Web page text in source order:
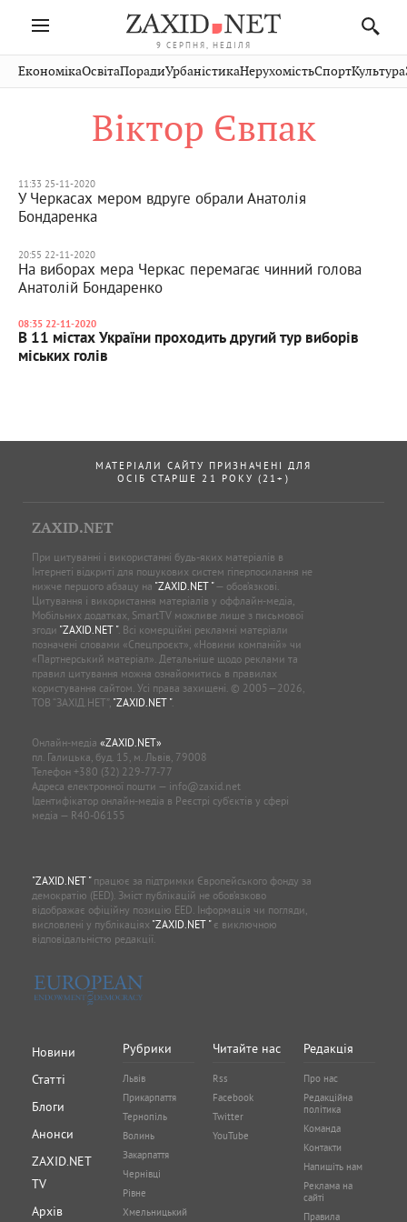
9 СЕРПНЯ, НЕДІЛЯ
Івано-
Франківськ
Тернопіль
Волинь
Рівне
Чернівці
Стрий
Хмельницький
Публікації
Авто СловкоКультура
Кіно Дім СпортКраєзнавство
ЕкономікаОсвітаПорадиУрбаністикаНерухомістьСпортКультура
Віктор Євпак
11:33 25-11-2020
У Черкасах мером вдруге обрали Анатолія
Бондаренка
20:55 22-11-2020
На виборах мера Черкас перемагає чинний голова
Анатолій Бондаренко
08:35 22-11-2020
В 11 містах України проходить другий тур виборів
міських голів
МАТЕРІАЛИ САЙТУ ПРИЗНАЧЕНІ ДЛЯ
ОСІБ СТАРШЕ 21 РОКУ (21+)
ZAXID.NET
При цитуванні і використанні будь-яких матеріалів в
Інтернеті відкриті для пошукових систем гіперпосилання не
нижче першого абзацу на "ZAXID.NET "— обов’язкові.
Цитування і використання матеріалів у оффлайн-медіа,
Мобільних додатках, SmartTV можливе лише з письмової
згоди "ZAXID.NET ". Всі комерційні рекламні матеріали
позначені словами «Спецпроєкт», «Новини компаній» чи
«Партнерський матеріал». Детальніше щодо реклами та
правил цитування можна ознайомитись в правилах
користування сайтом. Усі права захищені. © 2005—2026,
ТОВ “ЗАХІД.НЕТ”, "ZAXID.NET ".
Онлайн-медіа «ZAXID.NET»
пл. Галицька, буд. 15, м. Львів, 79008
Телефон +380 (32) 229-77-77
Адреса електронної пошти — info@zaxid.net
Ідентифікатор онлайн-медіа в Реєстрі суб'єктів у сфері
медіа — R40-06155
"ZAXID.NET "працює за підтримки Європейського фонду за
демократію (EED). Зміст публікацій не обов’язково
відображає офіційну позицію EED. Інформація чи погляди,
висловлені у публікаціях "ZAXID.NET "є виключною
відповідальністю редакції.
Новини
Статті
Блоги
Анонси
ZAXID.NET
TV
Архів
Рубрики
Львів
Прикарпаття
Тернопіль
Волинь
Закарпаття
Чернівці
Рівне
Хмельницький
Читайте нас
Rss
Facebook
Twitter
YouTube
Редакція
Про нас
Редакційна
політика
Команда
Контакти
Напишіть нам
Реклама на
сайті
Правила